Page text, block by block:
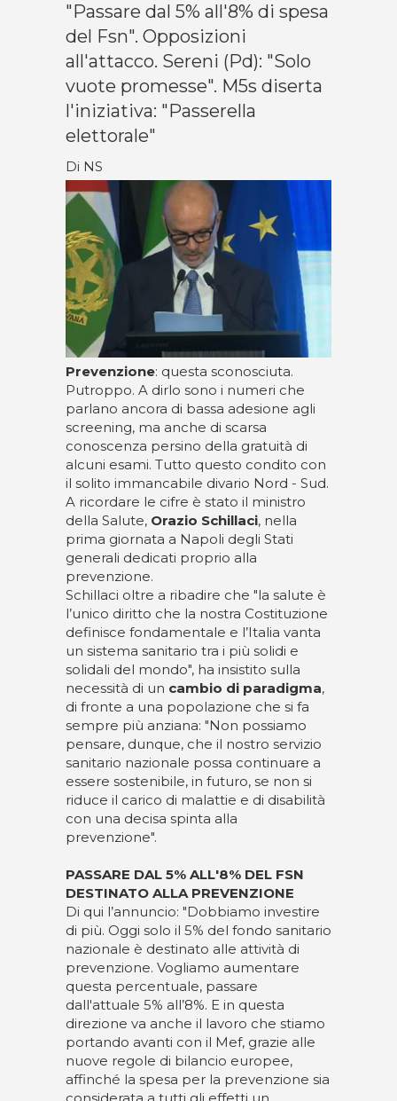
"Passare dal 5% all'8% di spesa
del Fsn". Opposizioni
all'attacco. Sereni (Pd): "Solo
vuote promesse". M5s diserta
l'iniziativa: "Passerella
elettorale"
Di NS
Prevenzione: questa sconosciuta.
Putroppo. A dirlo sono i numeri che
parlano ancora di bassa adesione agli
screening, ma anche di scarsa
conoscenza persino della gratuità di
alcuni esami. Tutto questo condito con
il solito immancabile divario Nord - Sud.
A ricordare le cifre è stato il ministro
della Salute, Orazio Schillaci, nella
prima giornata a Napoli degli Stati
generali dedicati proprio alla
prevenzione.
Schillaci oltre a ribadire che "la salute è
l’unico diritto che la nostra Costituzione
definisce fondamentale e l’Italia vanta
un sistema sanitario tra i più solidi e
solidali del mondo", ha insistito sulla
necessità di un cambio di paradigma,
di fronte a una popolazione che si fa
sempre più anziana: "Non possiamo
pensare, dunque, che il nostro servizio
sanitario nazionale possa continuare a
essere sostenibile, in futuro, se non si
riduce il carico di malattie e di disabilità
con una decisa spinta alla
prevenzione".
PASSARE DAL 5% ALL'8% DEL FSN
DESTINATO ALLA PREVENZIONE
Di qui l’annuncio: "Dobbiamo investire
di più. Oggi solo il 5% del fondo sanitario
nazionale è destinato alle attività di
prevenzione. Vogliamo aumentare
questa percentuale, passare
dall'attuale 5% all’8%. E in questa
direzione va anche il lavoro che stiamo
portando avanti con il Mef, grazie alle
nuove regole di bilancio europee,
affinché la spesa per la prevenzione sia